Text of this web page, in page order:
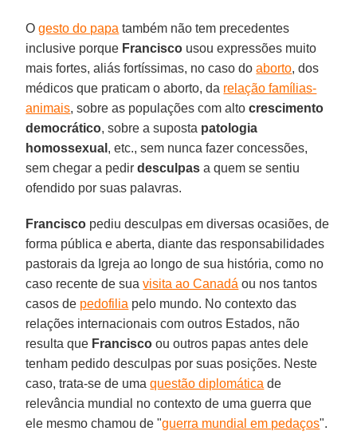
Ogesto do papa também não tem precedentes
inclusive porque Francisco usou expressões muito
mais fortes, aliás fortíssimas, no caso doaborto, dos
médicos que praticam o aborto, da relação famílias-
animais, sobre as populações com altocrescimento
democrático, sobre a suposta patologia
homossexual , etc., sem nunca fazer concessões,
sem chegar a pedirdesculpas a quem se sentiu
ofendido por suas palavras.
Francisco pediu desculpas em diversas ocasiões, de
forma pública e aberta, diante das responsabilidades
pastorais da Igreja ao longo de sua história, como no
caso recente de suavisita ao Canadá ou nos tantos
casos de pedofilia pelo mundo. No contexto das
relações internacionais com outros Estados, não
resulta que Francisco ou outros papas antes dele
tenham pedido desculpas por suas posições. Neste
caso, trata-se de umaquestão diplomática de
relevância mundial no contexto de uma guerra que
ele mesmo chamou de "guerra mundial em pedaços".